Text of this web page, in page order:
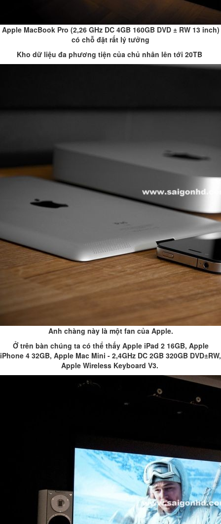
Apple MacBook Pro (2,26 GHz DC 4GB 160GB DVD ± RW 13 inch)
có chỗ đặt rất lý tưởng
Kho dữ liệu đa phương tiện của chủ nhân lên tới 20TB
Anh chàng này là một fan của Apple.
Ở trên bàn chúng ta có thể thấy Apple iPad 2 16GB, Apple
iPhone 4 32GB, Apple Mac Mini - 2,4GHz DC 2GB 320GB DVD±RW,
Apple Wireless Keyboard V3.